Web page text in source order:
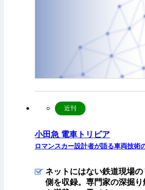
小田急 電車トリビア
ロマンスカー設計者が語る車両技術
近刊
ネットにはない鉄道現場
側を収録。専門家の深掘